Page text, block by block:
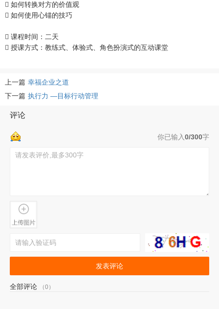
 如何转换对方的价值观
 如何使用心锚的技巧
 课程时间：二天
 授课方式：教练式、体验式、角色扮演式的互动课堂
上一篇 幸福企业之道
下一篇 执行力 —目标行动管理
评论
你已输入0/300字
发表评论
全部评论 （0）